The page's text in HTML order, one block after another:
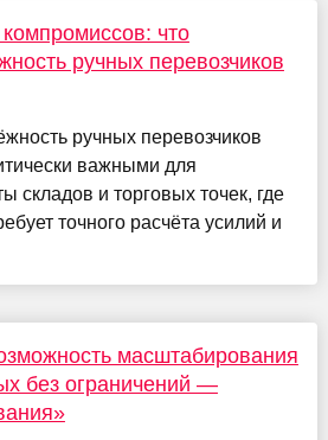
что
ручных перевозчиков
ручных перевозчиков
важными для
складов и торговых точек, где
точного расчёта усилий и
масштабирования
без ограничений —